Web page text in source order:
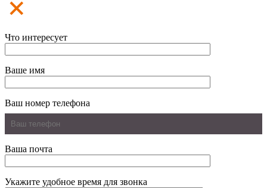
Что интересует
Ваше имя
Ваш номер телефона
Ваша почта
Укажите удобное время для звонка